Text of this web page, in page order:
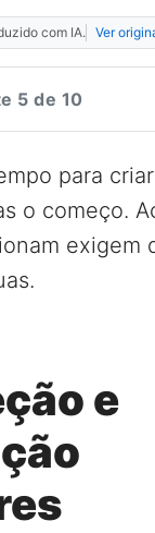
com IA. Ver
5 de 10
para
o começo.
exigem
e